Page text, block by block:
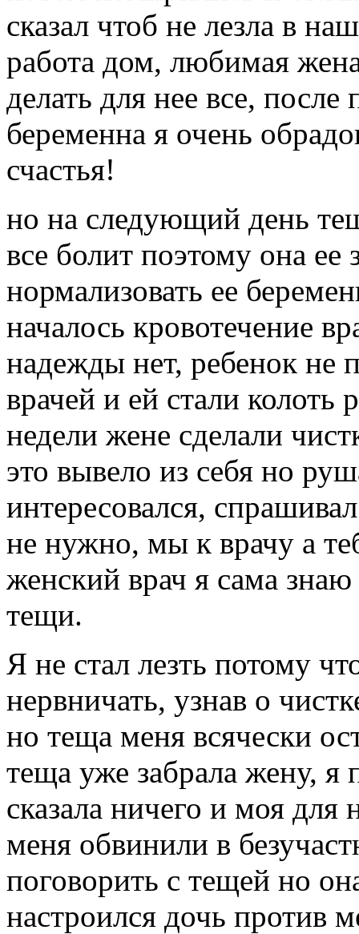
сказал чтоб не лезла в
работа дом, любимая
делать для нее все, после
беременна я очень
счастья!
но на следующий день
все болит поэтому она ее
нормализовать ее
началось кровотечение
надежды нет, ребенок не
врачей и ей стали колоть
недели жене сделали
это вывело из себя но
интересовался,
не нужно, мы к врачу а
женский врач я сама знаю
тещи.
Я не стал лезть потому
нервничать, узнав о
но теща меня всячески
теща уже забрала жену, я
сказала ничего и моя для
меня обвинили в
поговорить с тещей но
настроился дочь против